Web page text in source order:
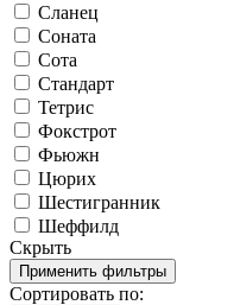
Сланец
Соната
Сота
Стандарт
Тетрис
Фокстрот
Фьюжн
Цюрих
Шестигранник
Шеффилд
Скрыть
Сортировать по: